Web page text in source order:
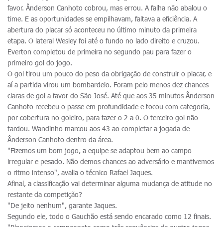
favor. Ânderson Canhoto cobrou, mas errou. A falha não abalou o
time. E as oportunidades se empilhavam, faltava a eficiência. A
abertura do placar só aconteceu no último minuto da primeira
etapa. O lateral Wesley foi até o fundo no lado direito e cruzou.
Everton completou de primeira no segundo pau para fazer o
primeiro gol do jogo.
O gol tirou um pouco do peso da obrigação de construir o placar, e
aí a partida virou um bombardeio. Foram pelo menos dez chances
claras de gol a favor do São José. Até que aos 35 minutos Ânderson
Canhoto recebeu o passe em profundidade e tocou com categoria,
por cobertura no goleiro, para fazer o 2 a 0. O terceiro gol não
tardou. Wandinho marcou aos 43 ao completar a jogada de
Ânderson Canhoto dentro da área.
"Fizemos um bom jogo, a equipe se adaptou bem ao campo
irregular e pesado. Não demos chances ao adversário e mantivemos
o ritmo intenso", avalia o técnico Rafael Jaques.
Afinal, a classificação vai determinar alguma mudança de atitude no
restante da competição?
"De jeito nenhum", garante Jaques.
Segundo ele, todo o Gauchão está sendo encarado como 12 finais.